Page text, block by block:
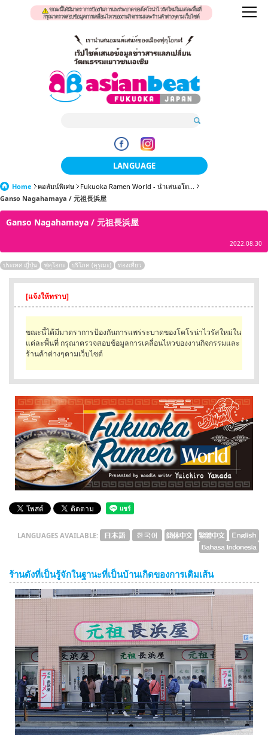
ขณะนี้ได้มีมาตราการป้องกันการแพร่ระบาดของโคโรน่าไวรัสใหม่ในแต่ละพื้นที่
กรุณาตรวจสอบข้อมูลการเคลื่อนไหวของงานกิจกรรมและร้านค้าต่างๆตามเว็บไซต์
LANGUAGE
日本語
한국어
繁體中文
English
ภาษาไทย
tiéng Viêt
Home คอลัมน์พิเศษ
Fukuoka Ramen World - นำเสนอโด...
Ganso Nagahamaya / 元祖長浜屋
Ganso Nagahamaya / 元祖長浜屋
2022.08.30
ประเทศ ญี่ปุ่น ฟุคุโอกะ บริโภค (คุรุเมะ) ท่องเที่ยว
[แจ้งให้ทราบ]
ขณะนี้ได้มีมาตราการป้องกันการแพร่ระบาดของโคโรน่าไวรัสใหม่ใน
แต่ละพื้นที่ กรุณาตรวจสอบข้อมูลการเคลื่อนไหวของงานกิจกรรมและ
ร้านค้าต่างๆตามเว็บไซต์
LANGUAGES AVAILABLE:
ร้านดังที่เป็นรู้จักในฐานะที่เป็นบ้านเกิดของการเติมเส้น